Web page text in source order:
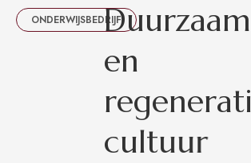
ONDERWIJSBEDRIJF
Duurzaam
en
regenerati
cultuur